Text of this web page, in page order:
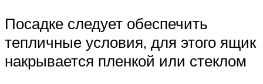
Посадке следует обеспечить
тепличные условия, для этого ящик
накрывается пленкой или стеклом